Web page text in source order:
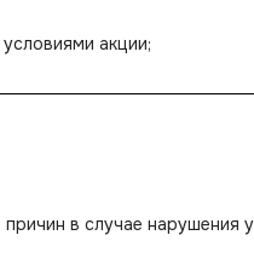
акции;
в случае нарушения